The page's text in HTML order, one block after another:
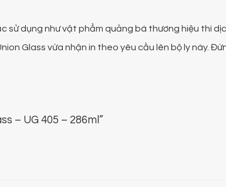
sử dụng như vật phẩm quảng bá thương hiệu thì
Glass vừa nhận in theo yêu cầu lên bộ ly này.
– UG 405 – 286ml”